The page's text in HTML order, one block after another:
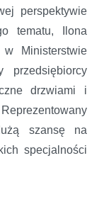
perspektywie
tematu, Ilona
w Ministerstwie
przedsiębiorcy
drzwiami i
szansę na
specjalności